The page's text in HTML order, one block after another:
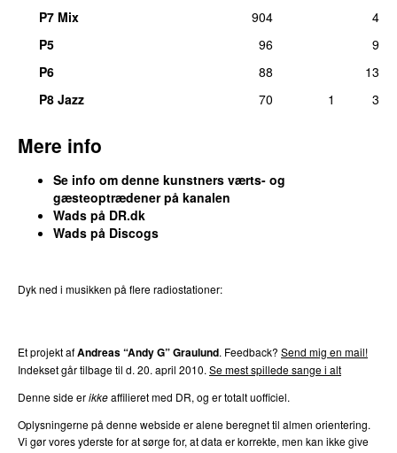
Lidt til Lægterne
Au Revoir (Kå så Danmark
Vol. 2)
fre 18. nov 2022
49
Iversen
Komponist, medvirkende (sang):
Phlake–May Be (Loveboi Edition)
Komponist, medvirkende (sang):
Iversen
Komponist, medvirkende (sang): Mads Bo Iversen
Komponist, tekst/forfatter, medvirkende (sang):Mads Bo
P7 Mix
904
4
P5
96
9
P6
88
13
P8 Jazz
70 1 3
Mere info
Se info om denne kunstners værts- og
gæsteoptrædener på kanalen
Wads på DR.dk
Wads på Discogs
Dyk ned i musikken på flere radiostationer:
Et projekt afAndreas “Andy G” Graulund. Feedback? Send mig en mail!
Indekset går tilbage til d. 20. april 2010. Se mest spillede sange i alt
Denne side erikkeaffilieret med DR, og er totalt uofficiel.
Oplysningerne på denne webside er alene beregnet til almen orientering.
Vi gør vores yderste for at sørge for, at data er korrekte, men kan ikke give